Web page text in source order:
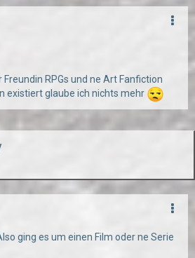
RPGs und ne Art Fanfiction
existiert glaube ich nichts mehr
ging es um einen Film oder ne Serie